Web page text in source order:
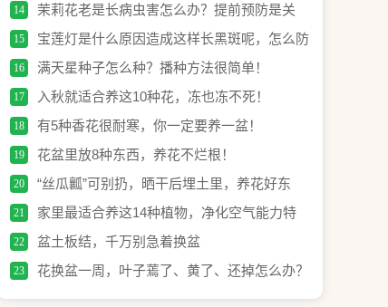
14
茉莉花老是长病虫害怎么办？提前预防是关
键！
15
宝莲灯是什么原因造成这样长黑斑呢，怎么防
治呢？
16 满天星种子怎么种？播种方法很简单！
17 入秋就适合养这10种花，冻也冻不死！
18 有5种香花很耐寒，你一定要养一盆！
19 花盆里放8种东西，养花不烂根！
20
“丝瓜瓤”可别扔，晒干后埋土里，养花好东
西！
21
家里最适合养这14种植物，净化空气能力特
别强！
22 盆土板结，千万别急着换盆
23
花换盆一周，叶子蔫了、黄了、还掉怎么办？
怎么判断闷根和烧根？